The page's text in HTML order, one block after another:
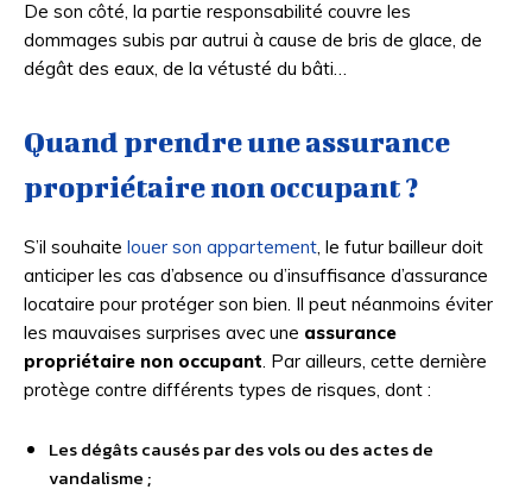
De son côté, la partie responsabilité couvre les
dommages subis par autrui à cause de bris de glace, de
dégât des eaux, de la vétusté du bâti…
Quand prendre une assurance
propriétaire non occupant ?
S’il souhaite louer son appartement , le futur bailleur doit
anticiper les cas d’absence ou d’insuffisance d’assurance
locataire pour protéger son bien. Il peut néanmoins éviter
les mauvaises surprises avec une assurance
propriétaire non occupant . Par ailleurs, cette dernière
protège contre différents types de risques, dont :
Les dégâts causés par des vols ou des actes de
vandalisme ;